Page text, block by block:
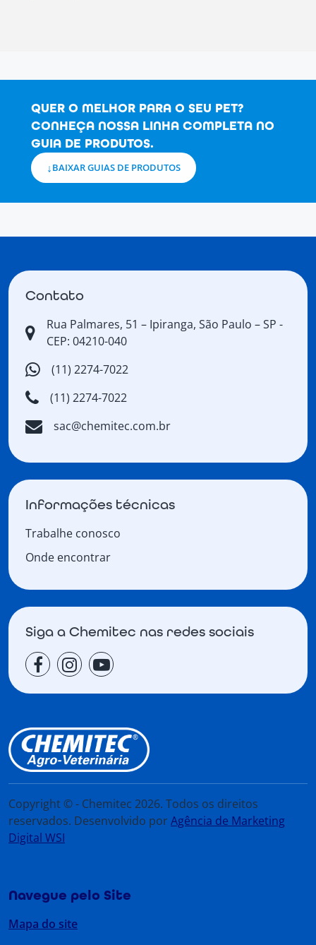
QUER O MELHOR PARA O SEU PET?
CONHEÇA NOSSA LINHA COMPLETA NO
GUIA DE PRODUTOS.
BAIXAR GUIAS DE PRODUTOS
Contato
Rua Palmares, 51 – Ipiranga, São Paulo – SP -
CEP: 04210-040
(11) 2274-7022
(11) 2274-7022
sac@chemitec.com.br
Informações técnicas
Trabalhe conosco
Onde encontrar
Siga a Chemitec nas redes sociais
Copyright © - Chemitec 2026. Todos os direitos
reservados. Desenvolvido porAgência de Marketing
Digital WSI
Navegue pelo Site
Mapa do site